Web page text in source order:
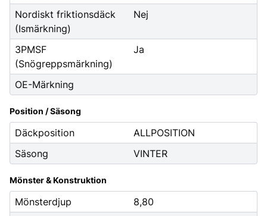
Nordiskt friktionsdäck
(Ismärkning)
Nej
3PMSF
(Snögreppsmärkning)
Ja
OE-Märkning
Position / Säsong
Däckposition
ALLPOSITION
Säsong
VINTER
Mönster & Konstruktion
Mönsterdjup
8,80